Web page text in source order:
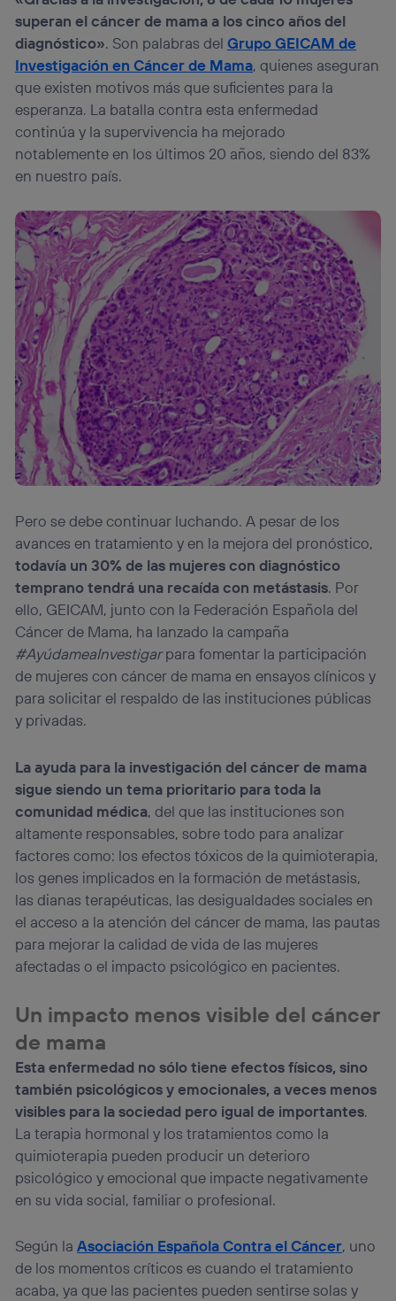
superan el cáncer de mama a los cinco años del
diagnóstico». Son palabras delGrupo GEICAM de
Investigación en Cáncer de Mama, quienes aseguran
que existen motivos más que suficientes para la
esperanza. La batalla contra esta enfermedad
continúa y la supervivencia ha mejorado
notablemente en los últimos 20 años, siendo del 83%
en nuestro país.
Pero se debe continuar luchando. A pesar de los
avances en tratamiento y en la mejora del pronóstico,
todavía un 30% de las mujeres con diagnóstico
temprano tendrá una recaída con metástasis. Por
ello, GEICAM, junto con la Federación Española del
Cáncer de Mama, ha lanzado la campaña
#AyúdameaInvestigarpara fomentar la participación
de mujeres con cáncer de mama en ensayos clínicos y
para solicitar el respaldo de las instituciones públicas
y privadas.
La ayuda para la investigación del cáncer de mama
sigue siendo un tema prioritario para toda la
comunidad médica, del que las instituciones son
altamente responsables, sobre todo para analizar
factores como: los efectos tóxicos de la quimioterapia,
los genes implicados en la formación de metástasis,
las dianas terapéuticas, las desigualdades sociales en
el acceso a la atención del cáncer de mama, las pautas
para mejorar la calidad de vida de las mujeres
afectadas o el impacto psicológico en pacientes.
Un impacto menos visible del cáncer
de mama
Esta enfermedad no sólo tiene efectos físicos, sino
también psicológicos y emocionales, a veces menos
visibles para la sociedad pero igual de importantes.
La terapia hormonal y los tratamientos como la
quimioterapia pueden producir un deterioro
psicológico y emocional que impacte negativamente
en su vida social, familiar o profesional.
Según laAsociación Española Contra el Cáncer, uno
de los momentos críticos es cuando el tratamiento
acaba, ya que las pacientes pueden sentirse solas y